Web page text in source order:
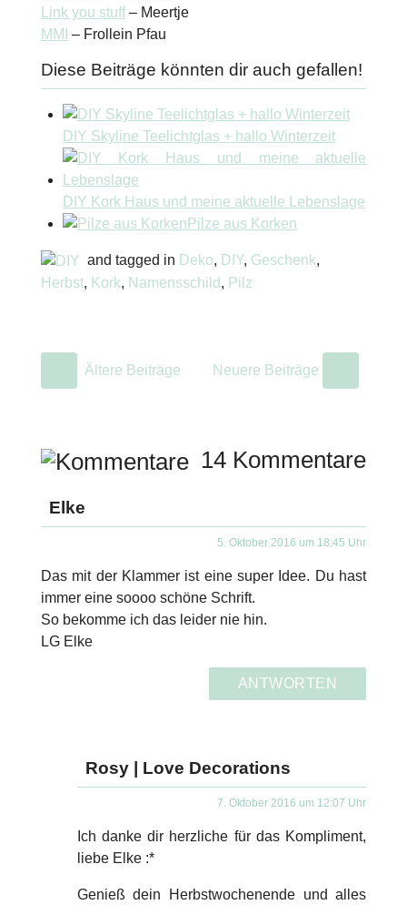
Link you stuff– Meertje
MMI – Frollein Pfau
Diese Beiträge könnten dir auch gefallen!
DIY Skyline Teelichtglas + hallo Winterzeit
DIY Kork Haus und meine aktuelle Lebenslage
Pilze aus Korken
and tagged in Deko, DIY, Geschenk,
Herbst, Kork, Namensschild , Pilz
Ältere Beiträge Neuere Beiträge
14 Kommentare
Elke
5. Oktober 2016 um 18:45 Uhr
Das mit der Klammer ist eine super Idee. Du hast
immer eine soooo schöne Schrift.
So bekomme ich das leider nie hin.
LG Elke
ANTWORTEN
Rosy | Love Decorations
7. Oktober 2016 um 12:07 Uhr
Ich danke dir herzliche für das Kompliment,
liebe Elke :*
Genieß dein Herbstwochenende und alles